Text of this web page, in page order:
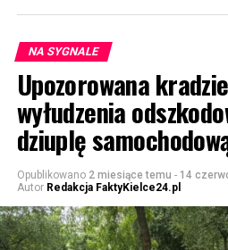
NA SYGNALE
Upozorowana
wyłudzenia
dziuplę
Opublikowano 2 miesiące temu - 14
Autor Redakcja FaktyKielce24.pl